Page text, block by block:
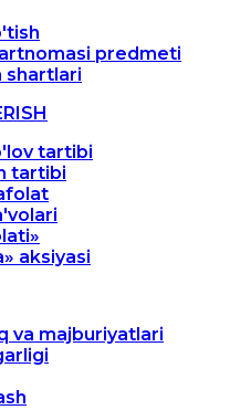
predmeti
shartlari
tartibi
tartibi
aksiyasi
va majburiyatlari